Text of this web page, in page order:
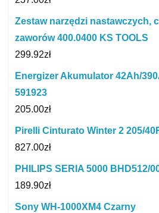
Zestaw narzędzi nastawczych,
zaworów 400.0400 KS TOOLS
299.92zł
Energizer Akumulator 42Ah/
591923
205.00zł
Pirelli Cinturato Winter 2 205/
827.00zł
PHILIPS SERIA 5000 BHD512/
189.90zł
Sony WH-1000XM4 Czarny